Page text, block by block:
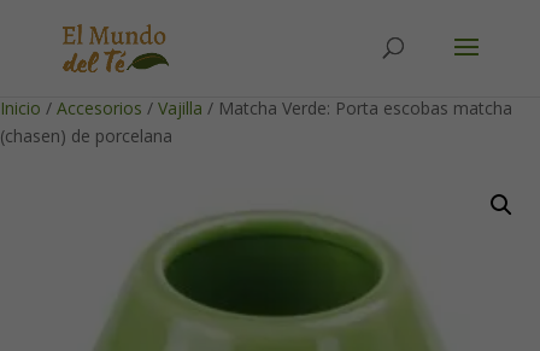
Inicio / Accesorios / Vajilla / Matcha Verde: Porta escobas matcha
(chasen) de porcelana